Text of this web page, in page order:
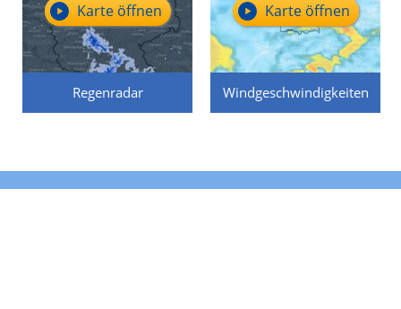
Regenradar
Karte öffnen
Windgeschwindigkeiten
Karte öffnen